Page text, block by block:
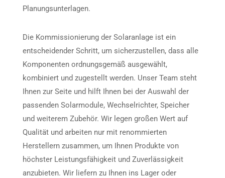
Planungsunterlagen.
Die Kommissionierung der Solaranlage ist ein
entscheidender Schritt, um sicherzustellen, dass alle
Komponenten ordnungsgemäß ausgewählt,
kombiniert und zugestellt werden. Unser Team steht
Ihnen zur Seite und hilft Ihnen bei der Auswahl der
passenden Solarmodule, Wechselrichter, Speicher
und weiterem Zubehör. Wir legen großen Wert auf
Qualität und arbeiten nur mit renommierten
Herstellern zusammen, um Ihnen Produkte von
höchster Leistungsfähigkeit und Zuverlässigkeit
anzubieten. Wir liefern zu Ihnen ins Lager oder